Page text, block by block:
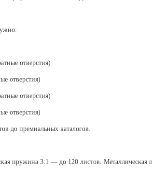
отверстия)
отверстия)
отверстия)
отверстия)
до премиальных каталогов.
пружина 3:1 — до 120 листов.